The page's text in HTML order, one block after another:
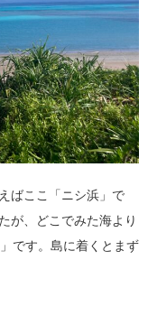
ばここ「ニシ浜」で
が、どこでみた海より
です。島に着くとまず